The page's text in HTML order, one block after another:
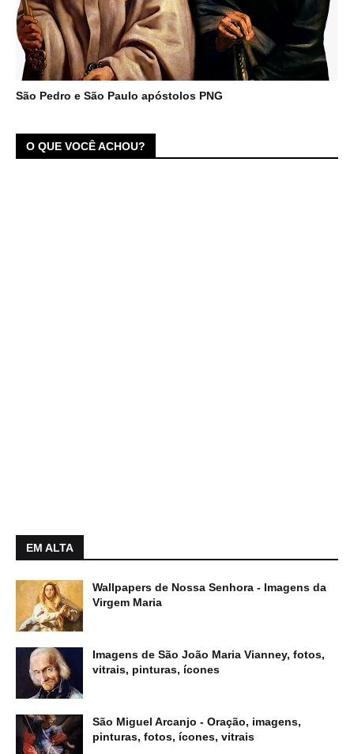
São Pedro e São Paulo apóstolos PNG
O QUE VOCÊ ACHOU?
EM ALTA
Wallpapers de Nossa Senhora - Imagens da
Virgem Maria
Imagens de São João Maria Vianney, fotos,
vitrais, pinturas, ícones
São Miguel Arcanjo - Oração, imagens,
pinturas, fotos, ícones, vitrais